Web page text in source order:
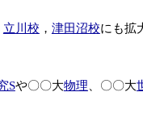
立川校 ， 津田沼校にも拡
Sや〇〇大物理 、〇〇大